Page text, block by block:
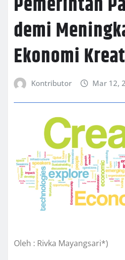
demi
Ekonomi
Kontributor Mar 12,
Oleh : Rivka Mayangsari*)